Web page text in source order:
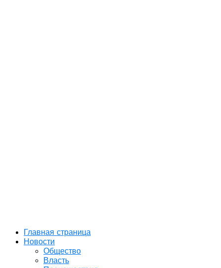
Главная страница
Новости
Общество
Власть